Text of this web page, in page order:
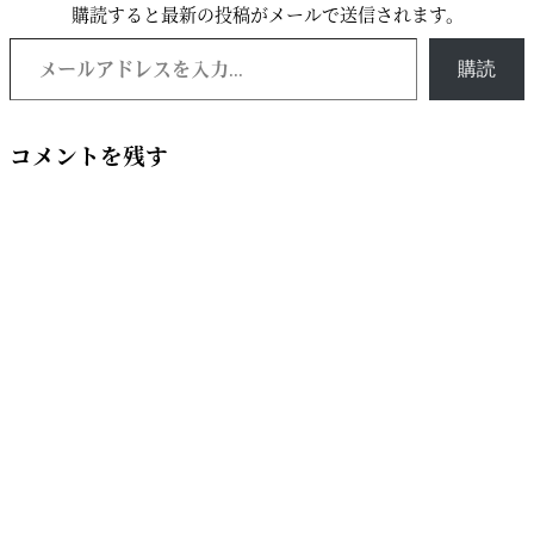
購読すると最新の投稿がメールで送信されます。
メールアドレスを入力...
購読
コメントを残す